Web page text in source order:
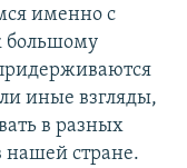
именно с
большому
иные взгляды,
в разных
нашей стране.